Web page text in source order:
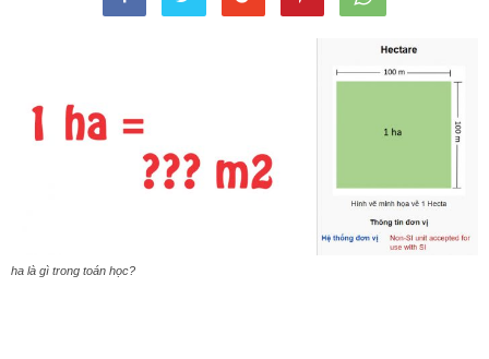
ha là gì trong toán học?